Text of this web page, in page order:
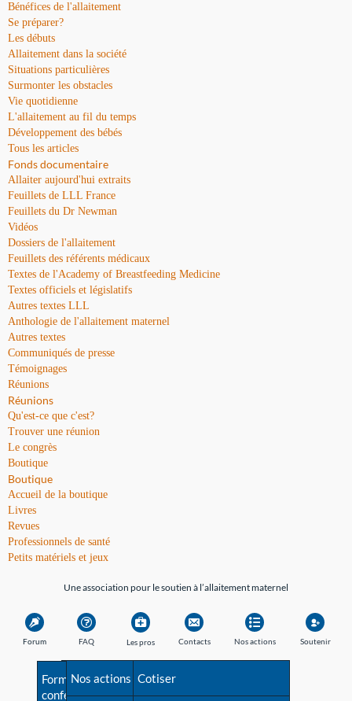
Bénéfices de l'allaitement
Se préparer?
Les débuts
Allaitement dans la société
Situations particulières
Surmonter les obstacles
Vie quotidienne
L'allaitement au fil du temps
Développement des bébés
Tous les articles
Fonds documentaire
Allaiter aujourd'hui extraits
Feuillets de LLL France
Feuillets du Dr Newman
Vidéos
Dossiers de l'allaitement
Feuillets des référents médicaux
Textes de l'Academy of Breastfeeding Medicine
Textes officiels et législatifs
Autres textes LLL
Anthologie de l'allaitement maternel
Autres textes
Communiqués de presse
Témoignages
Réunions
Réunions
Qu'est-ce que c'est?
Trouver une réunion
Le congrès
Boutique
Boutique
Accueil de la boutique
Livres
Revues
Professionnels de santé
Petits matériels et jeux
Une association pour le soutien à l’allaitement maternel
Forum FAQ
Avant la naissance
Les pros
Formations et
conférences
Contacts
Besoin d'aide?
Nos actions
Nos actions
Soutenir
Cotiser